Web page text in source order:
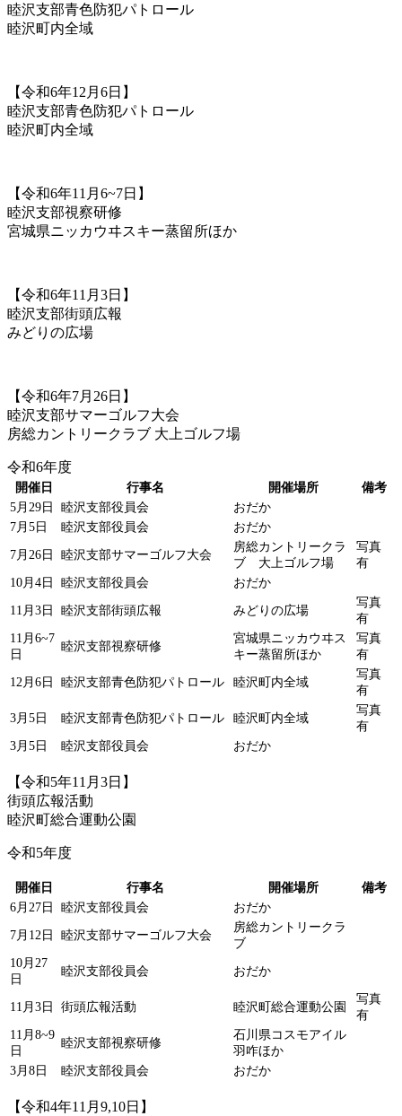
睦沢支部青色防犯パトロール
睦沢町内全域
【令和6年12月6日】
睦沢支部青色防犯パトロール
睦沢町内全域
【令和6年11月6~7日】
睦沢支部視察研修
宮城県ニッカウヰスキー蒸留所ほか
【令和6年11月3日】
睦沢支部街頭広報
みどりの広場
【令和6年7月26日】
睦沢支部サマーゴルフ大会
房総カントリークラブ 大上ゴルフ場
令和6年度
開催日 行事名 開催場所
備考
5月29日
睦沢支部役員会
おだか
7月5日
睦沢支部役員会 おだか
7月26日 睦沢支部サマーゴルフ大会
房総カントリークラ
ブ 大上ゴルフ場
写真
有
10月4日
睦沢支部役員会 おだか
11月3日 睦沢支部街頭広報 みどりの広場
写真
有
11月6~7
日
睦沢支部視察研修
宮城県ニッカウヰス
キー蒸留所ほか
写真
有
12月6日 睦沢支部青色防犯パトロール 睦沢町内全域
写真
有
3月5日 睦沢支部青色防犯パトロール 睦沢町内全域
写真
有
3月5日
睦沢支部役員会 おだか
【令和5年11月3日】
街頭広報活動
睦沢町総合運動公園
令和5年度
開催日 行事名 開催場所
備考
6月27日
睦沢支部役員会 おだか
7月12日 睦沢支部サマーゴルフ大会
房総カントリークラ
ブ
10月27
日
睦沢支部役員会 おだか
11月3日 街頭広報活動 睦沢町総合運動公園
写真
有
11月8~9
日
睦沢支部視察研修
石川県コスモアイル
羽咋ほか
3月8日
睦沢支部役員会 おだか
【令和4年11月9,10日】